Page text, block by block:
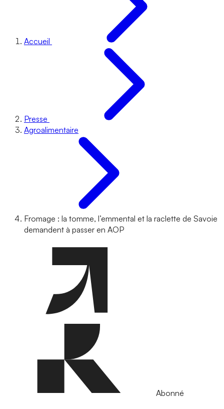
Accueil
Presse
Agroalimentaire
Fromage : la tomme, l’emmental et la raclette de Savoie
demandent à passer en AOP
Abonné